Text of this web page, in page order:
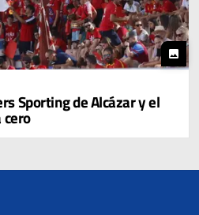
photo
Sporting de Alcázar y el
cero